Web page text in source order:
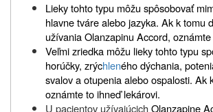
Lieky tohto typu môžu spôsobovať
hlavne tváre alebo jazyka. Ak k tomu
užívania Olanzapinu Accord,
Veľmi zriedka môžu lieky tohto typu
horúčky, zrýchleného dýchania,
svalov a otupenia alebo ospalosti. Ak
oznámte to ihneď lekárovi.
U pacientov užívajúcichOlanzapine